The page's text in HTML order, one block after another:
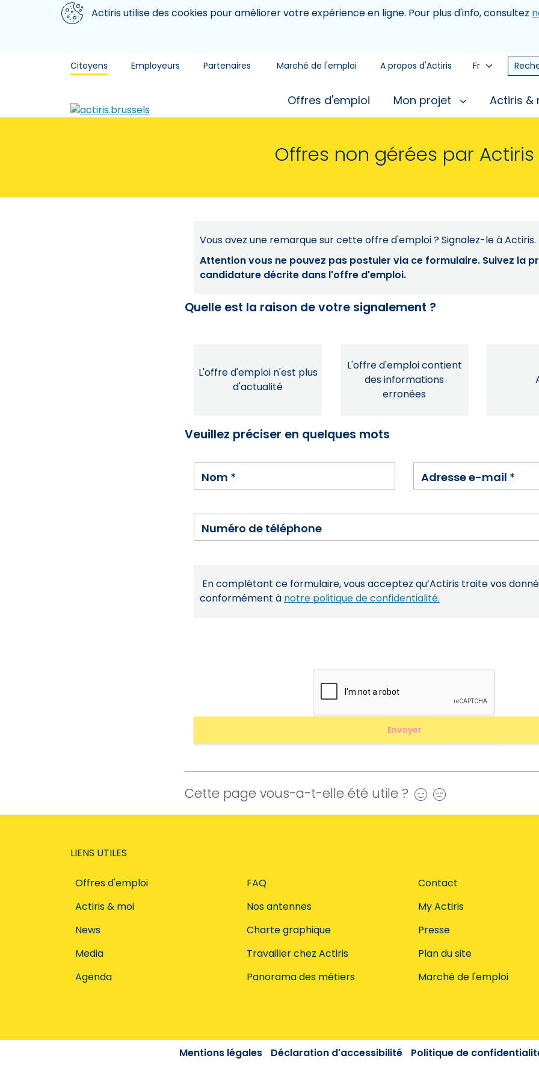
Aller au contenu principal
Nous utilisons des cookiesActiris utilise des cookies pour améliorer votre expérience en ligne. Pour plus d'info, consultez
Citoyens Employeurs Partenaires Marché de l'emploi A propos d'Actiris Fr
Offres d'emploi Mon projet Actiris
Offres non gérées par Actiris
Vous avez une remarque sur cette offre d'emploi ? Signalez-le à Actiris.
Attention vous ne pouvez pas postuler via ce formulaire. Suivez la
candidature décrite dans l'offre d'emploi.
Quelle est la raison de votre signalement ?
L'offre d'emploi n'est plus
d'actualité
L'offre d'emploi contient
des informations
erronées
Veuillez préciser en quelques mots
Nom * Adresse e-mail *
Numéro de téléphone
En complétant ce formulaire, vous acceptez qu’Actiris traite vos
conformément à notre politique de confidentialité.
Cette page vous-a-t-elle été utile ? Oui
LIENS UTILES
Offres d'emploi
Actiris & moi
News
Media
Agenda
FAQ
Nos antennes
Charte graphique
Travailler chez Actiris
Panorama des métiers
Contact
My Actiris
Presse
Plan du site
Marché de l'emploi
Mentions légales Déclaration d'accessibilité Politique de